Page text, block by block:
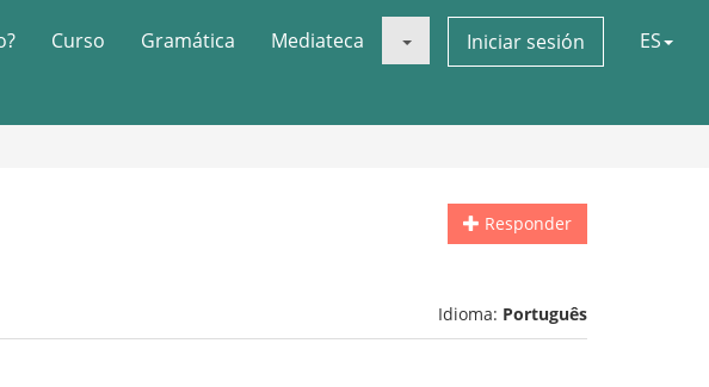
Curso Gramática Mediateca Iniciar sesión ES
Responder
Idioma: Português